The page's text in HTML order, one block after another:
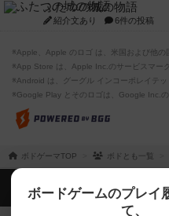
ふたつの城の物語
紹介文あり 6件の投稿
※Apple、Apple のロゴ は、米国および他の
※App Store は、Apple Inc.のサービスマーク
※Android は、グーグル インコーポレイテッ
※Google Play とそのロゴは、Google Inc.の
ボドゲーマTOP ボドとも一覧
ボードゲームのプレイ
て、
ボドゲーマTOP